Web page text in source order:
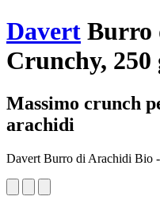
Davert Burro
Crunchy, 250
Massimo crunch
arachidi
Davert Burro di Arachidi Bio